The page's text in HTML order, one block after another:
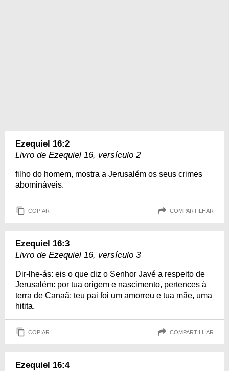
Ezequiel 16:2
Livro de Ezequiel 16, versículo 2
filho do homem, mostra a Jerusalém os seus crimes
abomináveis.
COPIAR COMPARTILHAR
Ezequiel 16:3
Livro de Ezequiel 16, versículo 3
Dir-lhe-ás: eis o que diz o Senhor Javé a respeito de
Jerusalém: por tua origem e nascimento, pertences à
terra de Canaã; teu pai foi um amorreu e tua mãe, uma
hitita.
COPIAR COMPARTILHAR
Ezequiel 16:4